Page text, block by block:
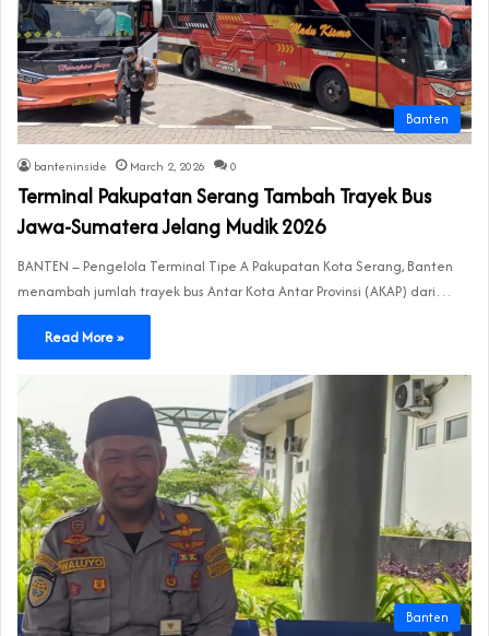
Banten
banteninside March 2, 2026 0
Terminal Pakupatan Serang Tambah Trayek Bus
Jawa-Sumatera Jelang Mudik 2026
BANTEN – Pengelola Terminal Tipe A Pakupatan Kota Serang, Banten
menambah jumlah trayek bus Antar Kota Antar Provinsi (AKAP) dari…
Read More »
Banten